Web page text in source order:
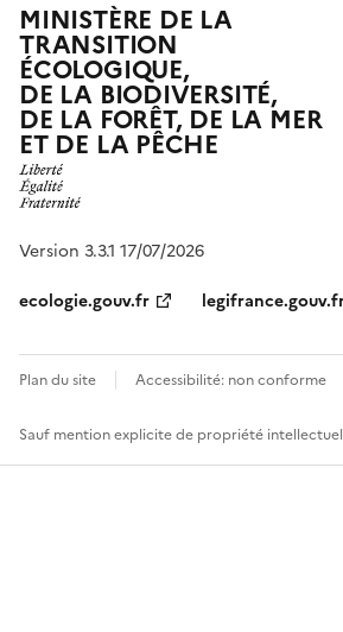
MINISTÈRE DE LA
TRANSITION
ÉCOLOGIQUE,
DE LA BIODIVERSITÉ,
DE LA FORÊT, DE LA MER
ET DE LA PÊCHE
Version 3.3.1 17/07/2026
ecologie.gouv.fr
Plan du site Accessibilité: non conforme
Sauf mention explicite de propriété